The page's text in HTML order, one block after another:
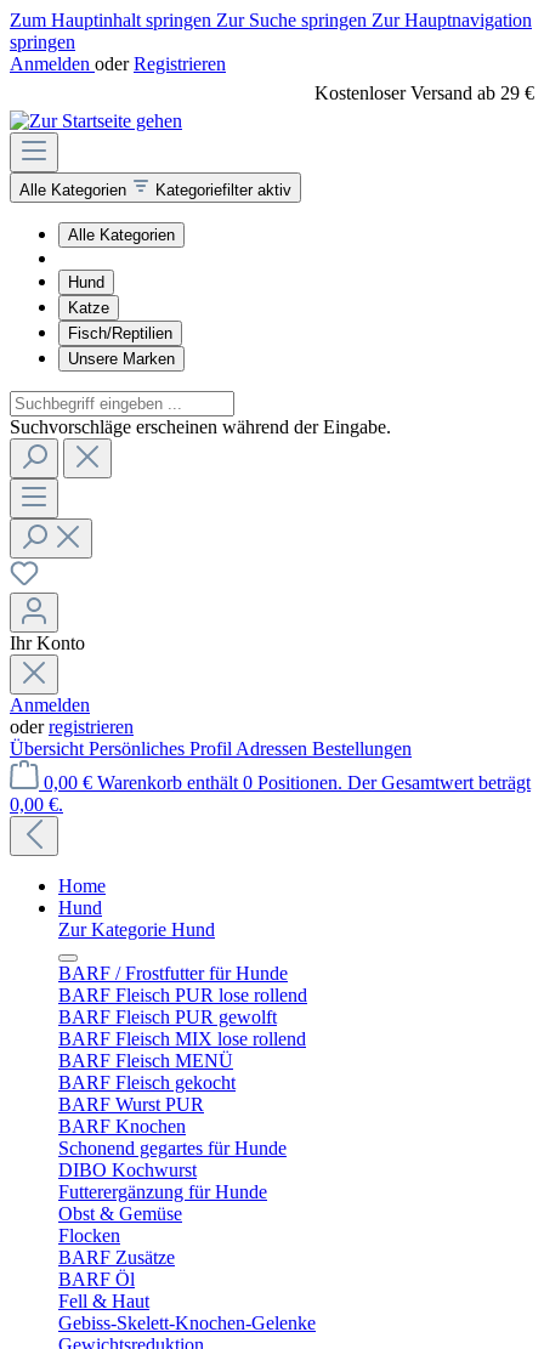
Zum Hauptinhalt springen Zur Suche springen Zur Hauptnavigation
springen
Anmelden oder Registrieren
Kostenloser Versand ab 29 €
Alle Kategorien Kategoriefilter aktiv
Alle Kategorien
Hund
Katze
Fisch/Reptilien
Unsere Marken
Suchvorschläge erscheinen während der Eingabe.
Ihr Konto
Anmelden
oderregistrieren
Übersicht Persönliches Profil Adressen Bestellungen
0,00 € Warenkorb enthält 0 Positionen. Der Gesamtwert beträgt
0,00 €.
Home
Hund
Zur Kategorie Hund
BARF / Frostfutter für Hunde
BARF Fleisch PUR lose rollend
BARF Fleisch PUR gewolft
BARF Fleisch MIX lose rollend
BARF Fleisch MENÜ
BARF Fleisch gekocht
BARF Wurst PUR
BARF Knochen
Schonend gegartes für Hunde
DIBO Kochwurst
Futterergänzung für Hunde
Obst & Gemüse
Flocken
BARF Zusätze
BARF Öl
Fell & Haut
Gebiss-Skelett-Knochen-Gelenke
Gewichtsreduktion